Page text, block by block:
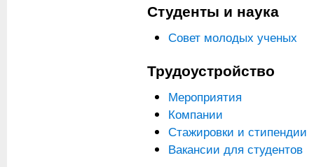
Студенты и наука
Совет молодых ученых
Трудоустройство
Мероприятия
Компании
Стажировки и стипендии
Вакансии для студентов